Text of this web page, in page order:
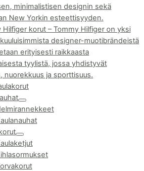
minimalistisen designin sekä
New Yorkin esteettisyyden.
Hilfiger korut –Tommy Hilfiger on yksi
designer-muotibrändeistä
erityisesti raikkaasta
tyylistä, jossa yhdistyvät
nuorekkuus ja sporttisuus.